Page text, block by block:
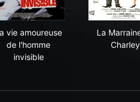
vie amoureuse
de l'homme
invisible
La
Charley